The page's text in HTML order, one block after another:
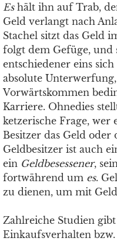
Eshält ihn auf Trab,
Geld verlangt nach
Stachel sitzt das Geld
folgt dem Gefüge, und
entschiedener eins
absolute
Vorwärtskommen
Karriere. Ohnedies
ketzerische Frage,
Besitzer das Geld oder
Geldbesitzer ist auch
ein Geldbesessener,
fortwährend um es.
zu dienen, um mit
Zahlreiche Studien gibt
Einkaufsverhalten